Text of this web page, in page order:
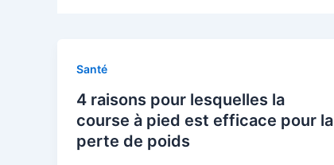
Santé
4 raisons pour lesquelles la
course à pied est efficace pour la
perte de poids